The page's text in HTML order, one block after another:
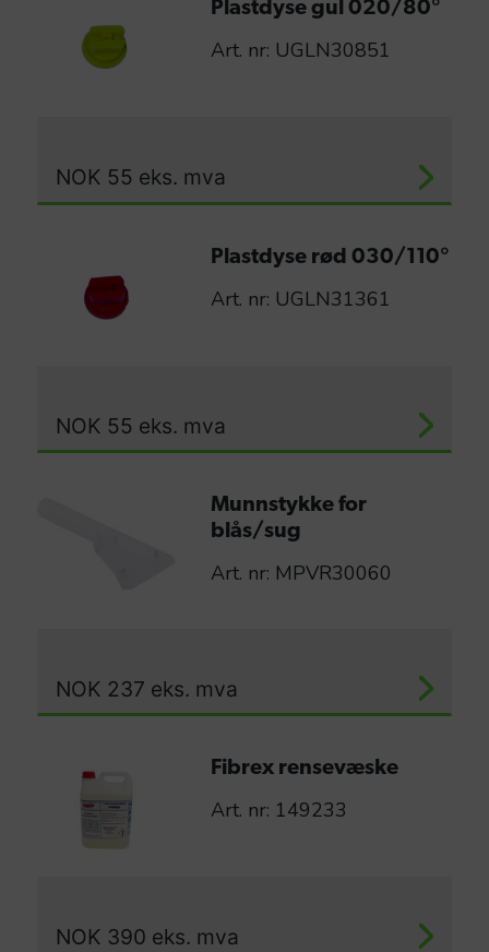
Plastdyse gul 020/80°
Art. nr: UGLN30851
NOK 55 eks. mva
Plastdyse rød 030/110°
Art. nr: UGLN31361
NOK 55 eks. mva
Munnstykke for
blås/sug
Art. nr: MPVR30060
NOK 237 eks. mva
Fibrex rensevæske
Art. nr: 149233
NOK 390 eks. mva